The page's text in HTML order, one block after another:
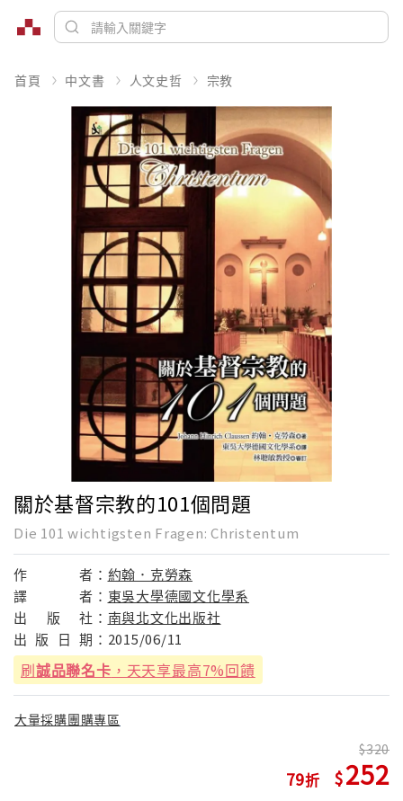
首頁 中文書 人文史哲 宗教
關於基督宗教的101個問題
Die 101 wichtigsten Fragen: Christentum
作 者： 約翰．克勞森
譯
者： 東吳大學德國文化學系
出
版 社： 南與北文化出版社
出 版 日 期： 2015/06/11
刷誠品聯名卡 ，天天享最高7%回饋
大量採購團購專區
79
320
252